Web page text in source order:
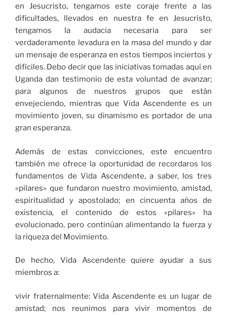
en Jesucristo, tengamos este coraje frente a las
dificultades, llevados en nuestra fe en Jesucristo,
tengamos la audacia necesaria para ser
verdaderamente levadura en la masa del mundo y dar
un mensaje de esperanza en estos tiempos inciertos y
difíciles. Debo decir que las iniciativas tomadas aquí en
Uganda dan testimonio de esta voluntad de avanzar;
para algunos de nuestros grupos que están
envejeciendo, mientras que Vida Ascendente es un
movimiento joven, su dinamismo es portador de una
gran esperanza.
Además de estas convicciones, este encuentro
también me ofrece la oportunidad de recordaros los
fundamentos de Vida Ascendente, a saber, los tres
«pilares» que fundaron nuestro movimiento, amistad,
espiritualidad y apostolado; en cincuenta años de
existencia, el contenido de estos «pilares» ha
evolucionado, pero continúan alimentando la fuerza y
la riqueza del Movimiento.
De hecho, Vida Ascendente quiere ayudar a sus
miembros a:
vivir fraternalmente: Vida Ascendente es un lugar de
amistad; nos reunimos para vivir momentos de